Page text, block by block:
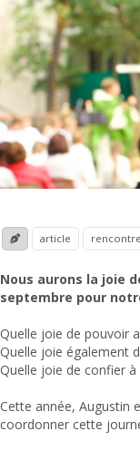
article rencontre
Nous aurons la joie
septembre pour
Quelle joie de pouvoir
Quelle joie également
Quelle joie de confier
Cette année, Augustin
coordonner cette